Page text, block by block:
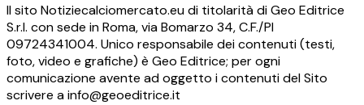
Il sito Notiziecalciomercato.eu di titolarità di Geo Editrice
S.r.l. con sede in Roma, via Bomarzo 34, C.F./PI
09724341004. Unico responsabile dei contenuti (testi,
foto, video e grafiche) è Geo Editrice; per ogni
comunicazione avente ad oggetto i contenuti del Sito
scrivere a info@geoeditrice.it